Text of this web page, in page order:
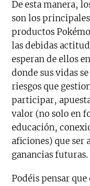
De esta manera,
son los
productos
las debidas
esperan de ellos
donde sus vidas
riesgos que
participar,
valor (no solo en
educación,
aficiones) que ser
ganancias futuras.
Podéis pensar